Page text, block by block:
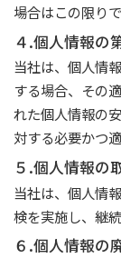
場合はこの限り
４.個人情報の
当社は、個人情
する場合、その
れた個人情報の
対する必要かつ
５.個人情報の
当社は、個人情
検を実施し、継
６.個人情報の